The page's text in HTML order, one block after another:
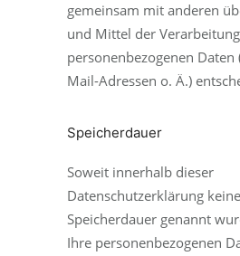
gemeinsam mit anderen
und Mittel der
personenbezogenen Daten
Mail-Adressen o. Ä.)
Speicherdauer
Soweit innerhalb dieser
Datenschutzerklärung
Speicherdauer genannt
Ihre personenbezogenen